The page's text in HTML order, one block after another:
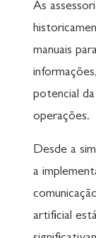
As
manuais
potencial
operações.
Desde a
a
artificial